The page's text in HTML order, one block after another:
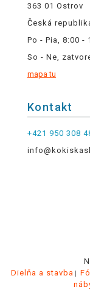
363 01 Ostrov
Česká
Po - Pia, 8:00 -
So - Ne,
mapa tu
Kontakt
+421 950 308
Dielňa a stavba